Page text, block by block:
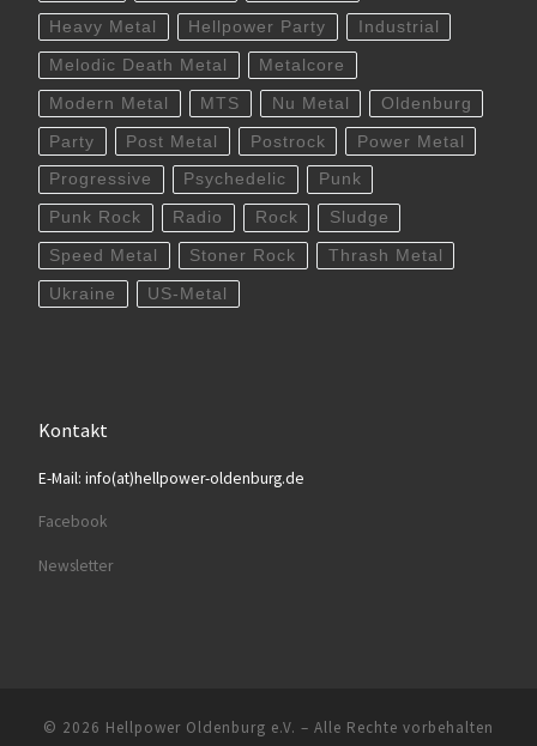
Heavy Metal Hellpower Party Industrial
Melodic Death Metal Metalcore
Modern Metal MTS Nu Metal Oldenburg
Party Post Metal Postrock Power Metal
Progressive Psychedelic Punk
Punk Rock Radio Rock Sludge
Speed Metal Stoner Rock Thrash Metal
Ukraine US-Metal
Kontakt
E-Mail: info(at)hellpower-oldenburg.de
Facebook
Newsletter
© 2026 Hellpower Oldenburg e.V. – Alle Rechte vorbehalten